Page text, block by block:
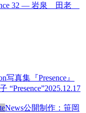
32 — 岩泉 田老
写真集『Presence』
“Presence”2025.12.17
News公開制作：笹岡